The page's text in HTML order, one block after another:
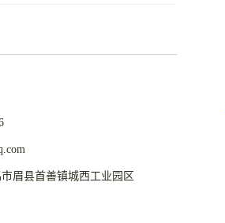
眉县首善镇城西工业园区